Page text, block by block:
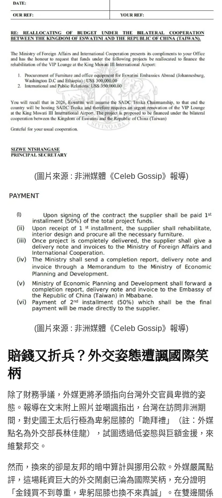
(圖片來源 : 非洲媒體《Celeb Gossip》報導)
(圖片來源 : 非洲媒體《Celeb Gossip》報導)
賠錢又折兵？外交姿態遭諷國際笑
柄
除了財務爭議，外媒更將矛頭指向台灣外交官員卑微的姿
態。報導在文末附上照片並嘲諷指出，台灣在訪問非洲期
間，對史國王太后行極為卑躬屈膝的「跪拜禮」（註：外媒
點名為外交部長林佳龍），試圖透過低姿態與巨額金援，來
維繫邦交。
然而，換來的卻是友邦的暗中算計與挪用公款。外媒嚴厲點
評，這場耗資巨大的外交鬧劇已淪為國際笑柄，充分證明
「金錢買不到尊重，卑躬屈膝也換不來真誠」。在雙邊關係